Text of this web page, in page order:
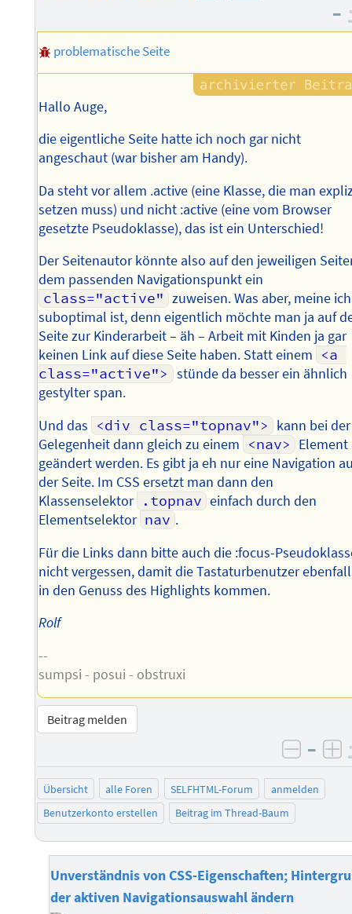
–
problematische Seite
Hallo Auge,
die eigentliche Seite hatte ich noch gar nicht
angeschaut (war bisher am Handy).
Da steht vor allem .active (eine Klasse, die man
setzen muss) und nicht :active (eine vom Browser
gesetzte Pseudoklasse), das ist ein Unterschied!
Der Seitenautor könnte also auf den jeweiligen
dem passenden Navigationspunkt ein
class="active" zuweisen. Was aber, meine
suboptimal ist, denn eigentlich möchte man ja auf
Seite zur Kinderarbeit – äh – Arbeit mit Kinden ja gar
keinen Link auf diese Seite haben. Statt einem <a
class="active"> stünde da besser ein ähnlich
gestylter span.
Und das <div class="topnav"> kann bei der
Gelegenheit dann gleich zu einem <nav> Element
geändert werden. Es gibt ja eh nur eine Navigation
der Seite. Im CSS ersetzt man dann den
Klassenselektor .topnav einfach durch den
Elementselektor nav .
Für die Links dann bitte auch die :focus-
nicht vergessen, damit die Tastaturbenutzer
in den Genuss des Highlights kommen.
Rolf
--
sumpsi - posui - obstruxi
Beitrag melden
–
Übersicht alle Foren SELFHTML-Forum
anmelden
Benutzerkonto erstellen
Beitrag im Thread-Baum
Unverständnis von CSS-Eigenschaften;
der aktiven Navigationsauswahl ändern